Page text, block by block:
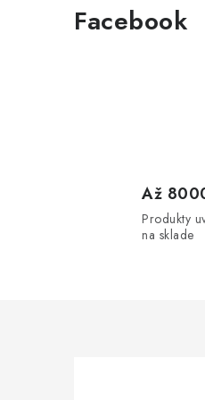
Facebook
Až
Produkty
na sklade